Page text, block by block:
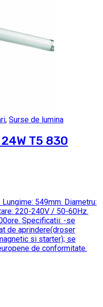
, Surse de lumina
T5 830
549mm. Diametru:
220-240V / 50-60Hz.
Specificatii: -se
de aprindere(droser
si starter); se
de conformitate.